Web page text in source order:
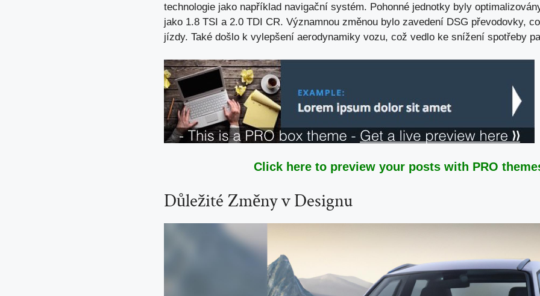
technologie jako například navigační systém. Pohonné jednotky byly
jako 1.8 TSI a 2.0 TDI CR. Významnou změnou bylo zavedení DSG převodovky,
jízdy. Také došlo k vylepšení aerodynamiky vozu, což vedlo ke snížení spotřeby
Click here to preview your posts with PRO
Důležité Změny v Designu